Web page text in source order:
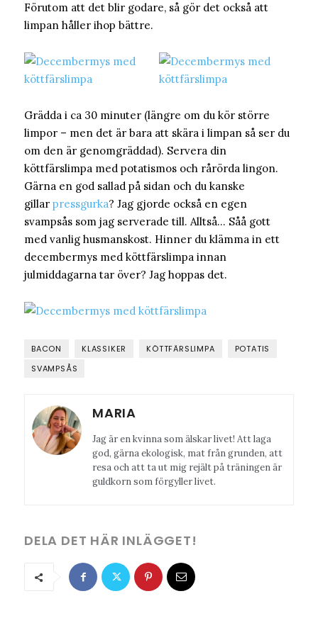
Förutom att det blir godare, så gör det också att
limpan håller ihop bättre.
Grädda i ca 30 minuter (längre om du kör större
limpor – men det är bara att skära i limpan så ser du
om den är genomgräddad). Servera din
köttfärslimpa med potatismos och rårörda lingon.
Gärna en god sallad på sidan och du kanske
gillar pressgurka? Jag gjorde också en egen
svampsås som jag serverade till. Alltså… Såå gott
med vanlig husmanskost. Hinner du klämma in ett
decembermys med köttfärslimpa innan
julmiddagarna tar över? Jag hoppas det.
BACON KLASSIKER KÖTTFÄRSLIMPA
POTATIS
SVAMPSÅS
MARIA
Jag är en kvinna som älskar livet! Att laga
god, gärna ekologisk, mat från grunden, att
resa och att ta ut mig rejält på träningen är
guldkorn som förgyller livet.
DELA DET HÄR INLÄGGET!